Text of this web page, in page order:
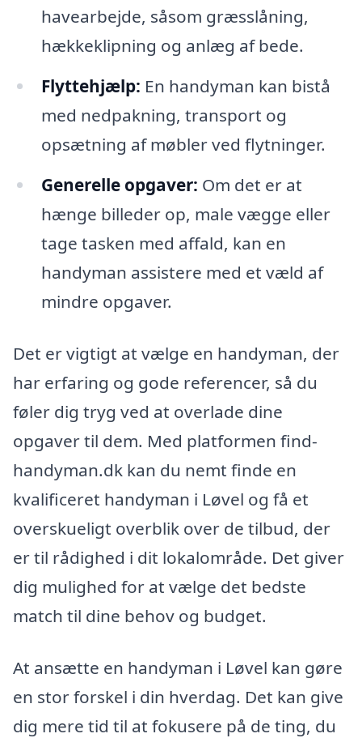
havearbejde, såsom græsslåning,
hækkeklipning og anlæg af bede.
Flyttehjælp: En handyman kan bistå
med nedpakning, transport og
opsætning af møbler ved flytninger.
Generelle opgaver: Om det er at
hænge billeder op, male vægge eller
tage tasken med affald, kan en
handyman assistere med et væld af
mindre opgaver.
Det er vigtigt at vælge en handyman, der
har erfaring og gode referencer, så du
føler dig tryg ved at overlade dine
opgaver til dem. Med platformen find-
handyman.dk kan du nemt finde en
kvalificeret handyman i Løvel og få et
overskueligt overblik over de tilbud, der
er til rådighed i dit lokalområde. Det giver
dig mulighed for at vælge det bedste
match til dine behov og budget.
At ansætte en handyman i Løvel kan gøre
en stor forskel i din hverdag. Det kan give
dig mere tid til at fokusere på de ting, du